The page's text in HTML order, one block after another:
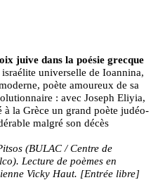
juive dans la poésie grecque
universelle de Ioannina,
poète amoureux de sa
: avec Joseph Eliyia,
la Grèce un grand poète judéo-
malgré son décès
(BULAC / Centre de
Lecture de poèmes en
Vicky Haut. [Entrée libre]